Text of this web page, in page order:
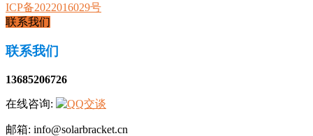
ICP备2022016029号
联系我们
联系我们
13685206726
在线咨询:
邮箱: info@solarbracket.cn